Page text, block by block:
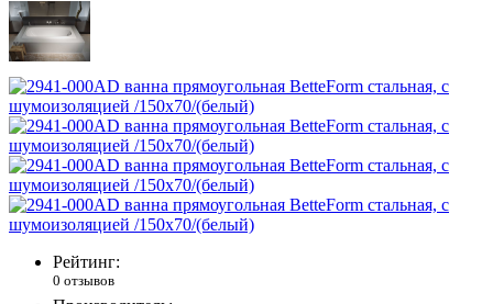
Рейтинг:
0 отзывов